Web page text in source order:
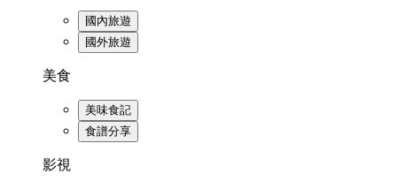
國內旅遊
國外旅遊
美食
美味食記
食譜分享
影視